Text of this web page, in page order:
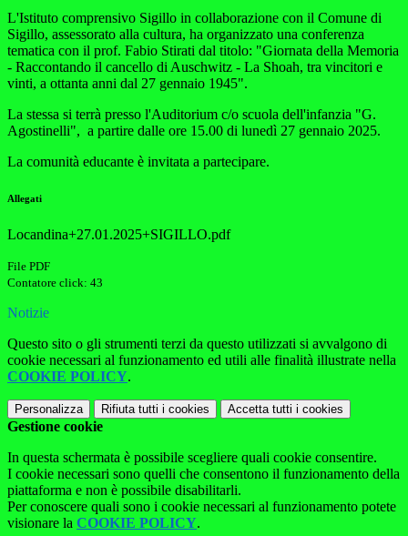
L'Istituto comprensivo Sigillo in collaborazione con il Comune di
Sigillo, assessorato alla cultura, ha organizzato una conferenza
tematica con il prof. Fabio Stirati dal titolo: "Giornata della Memoria
- Raccontando il cancello di Auschwitz - La Shoah, tra vincitori e
vinti, a ottanta anni dal 27 gennaio 1945".
La stessa si terrà presso l'Auditorium c/o scuola dell'infanzia "G.
Agostinelli", a partire dalle ore 15.00 di lunedì 27 gennaio 2025.
La comunità educante è invitata a partecipare.
Allegati
Locandina+27.01.2025+SIGILLO.pdf
File PDF
Contatore click: 43
Notizie
Questo sito o gli strumenti terzi da questo utilizzati si avvalgono di
cookie necessari al funzionamento ed utili alle finalità illustrate nella
COOKIE POLICY.
Personalizza Rifiuta tutti i cookies Accetta tutti i cookies
Gestione cookie
In questa schermata è possibile scegliere quali cookie consentire.
I cookie necessari sono quelli che consentono il funzionamento della
piattaforma e non è possibile disabilitarli.
Per conoscere quali sono i cookie necessari al funzionamento potete
visionare la COOKIE POLICY.